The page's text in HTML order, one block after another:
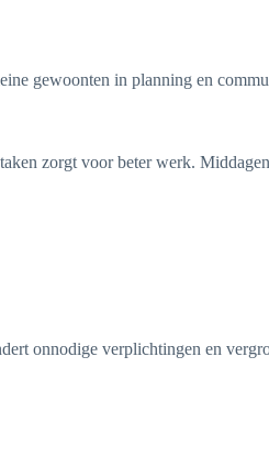
gewoonten in planning en
zorgt voor beter werk.
onnodige verplichtingen en